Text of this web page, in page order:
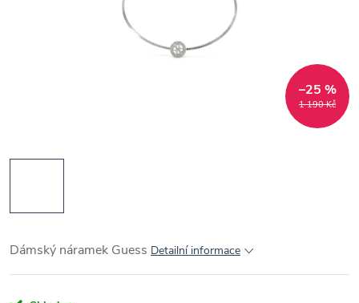
1 190 Kč
–25 %
Dámský náramek Guess Detailní informace